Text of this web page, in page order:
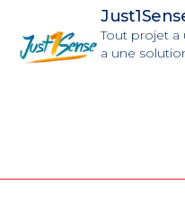
Tout projet a
a une